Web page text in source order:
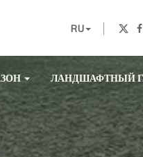
RU
ЛАНДШАФТНЫЙ